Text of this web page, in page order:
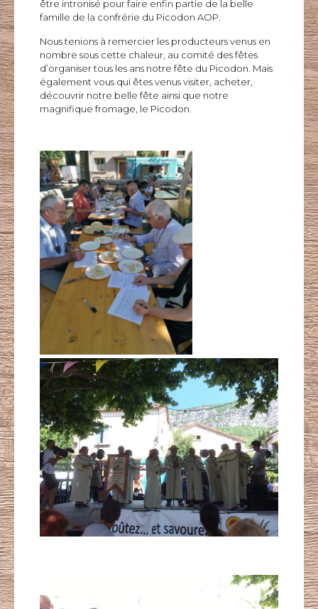
être intronisé pour faire enfin partie de la belle
famille de la confrérie du PicodonAOP
Nous tenions à remercier les producteurs venus en
nombre sous cette chaleur, au comité des fêtes
d’organiser tous les ans notre fête du Picodon. Mais
également vous qui êtes venus visiter, acheter,
découvrir notre belle fête ainsi que notre
magnifique fromage, le Picodon.